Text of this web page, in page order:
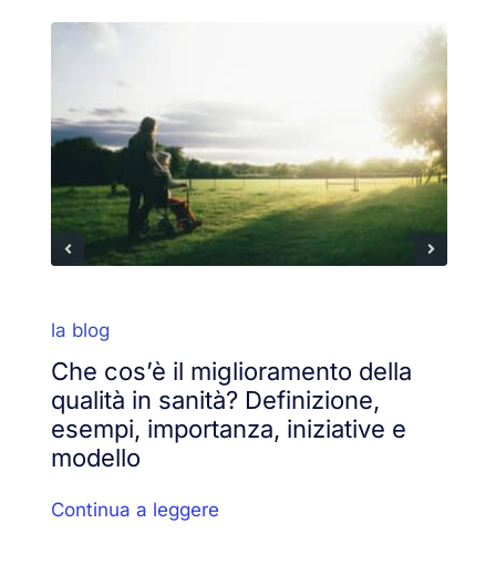
la blog
Che cos’è il miglioramento della
qualità in sanità? Definizione,
esempi, importanza, iniziative e
modello
Continua a leggere